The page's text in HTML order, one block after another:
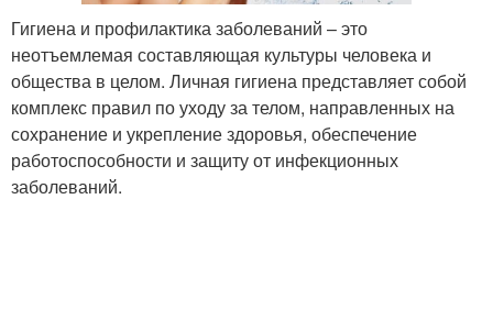
Гигиена и профилактика заболеваний – это
неотъемлемая составляющая культуры человека и
общества в целом. Личная гигиена представляет собой
комплекс правил по уходу за телом, направленных на
сохранение и укрепление здоровья, обеспечение
работоспособности и защиту от инфекционных
заболеваний.